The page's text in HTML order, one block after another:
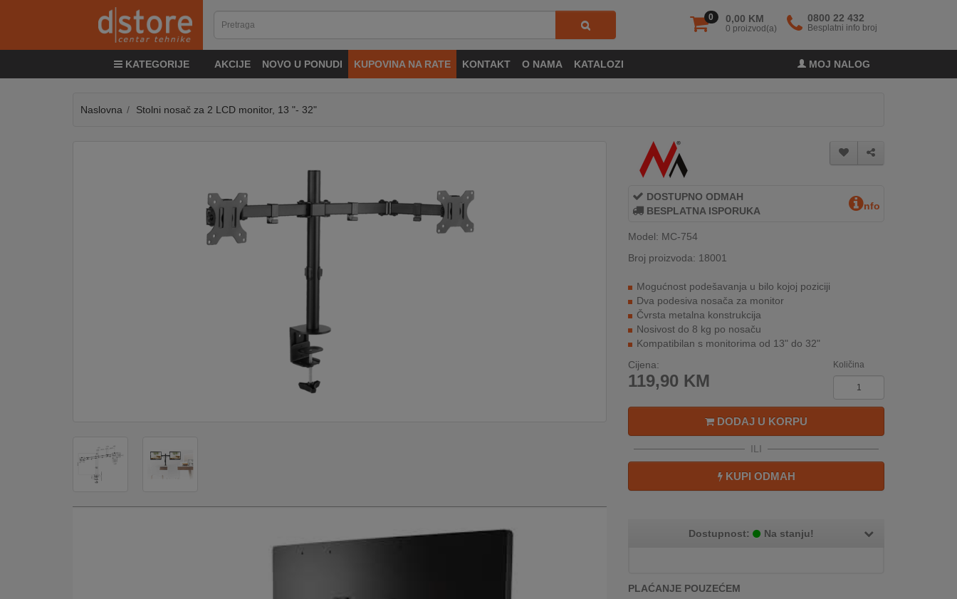
0 0,00 KM
0 proizvod(a)
0800 22 432
Besplatni info broj
KATEGORIJE AKCIJE NOVO U PONUDI KUPOVINA NA RATE KONTAKT O NAMA KATALOZI MOJ NALOG
&
Naslovna Stolni nosač za 2 LCD monitor, 13 "- 32"
DOSTUPNO ODMAH
BESPLATNA ISPORUKA
nfo
Model: MC-754
Broj proizvoda: 18001
Mogućnost podešavanja u bilo kojoj poziciji
Dva podesiva nosača za monitor
Čvrsta metalna konstrukcija
Nosivost do 8 kg po nosaču
Kompatibilan s monitorima od 13" do 32"
Cijena:
119,90 KM
Količina
DODAJ U KORPU
ILI
KUPI ODMAH
Dostupnost: Na stanju!
PLAĆANJE POUZEĆEM